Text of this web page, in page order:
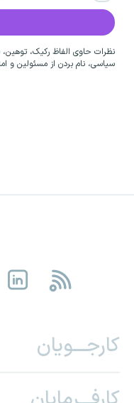
نظرات حاوی الفاظ رکیک، توهین،
سیاسی، نام بردن از مسئولین و
کارجـــویان